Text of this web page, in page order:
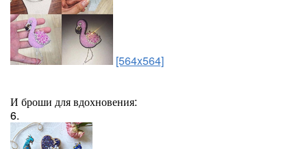
[564x564]
И броши для вдохновения:
6.